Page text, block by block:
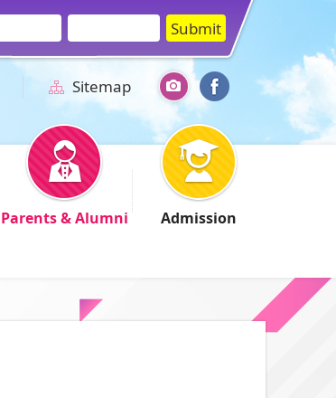
Sitemap
Parents & Alumni Admission